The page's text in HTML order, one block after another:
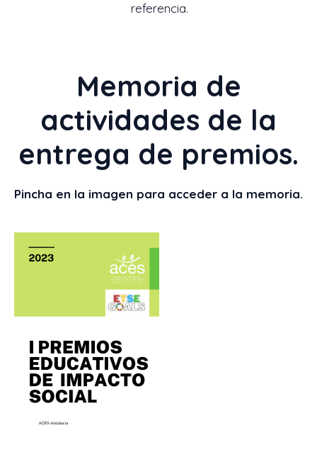
referencia.
Memoria de
actividades de la
entrega de premios.
Pincha en la imagen para acceder a la memoria.